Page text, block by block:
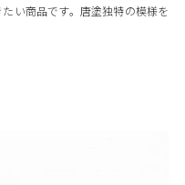
い商品です。唐塗独特の模様を